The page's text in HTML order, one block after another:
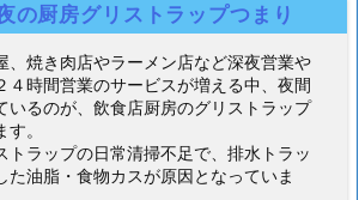
の厨房グリストラップつまり
、焼き肉店やラーメン店など深夜営業や
４時間営業のサービスが増える中、夜間
いるのが、飲食店厨房のグリストラップ
。
トラップの日常清掃不足で、排水トラッ
た油脂・食物カスが原因となっていま